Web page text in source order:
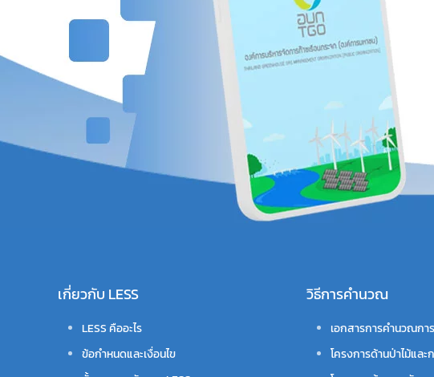
เกี่ยวกับ LESS
LESS คืออะไร
ข้อกำหนดและเงื่อนไข
วิธีการคำนวณ
เอกสารการคำนวณกา
โครงการด้านป่าไม้และ